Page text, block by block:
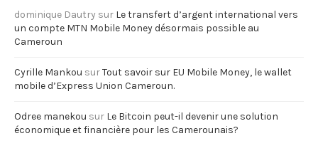
dominique Dautry sur Le transfert d’argent international vers
un compte MTN Mobile Money désormais possible au
Cameroun
Cyrille Mankou surTout savoir sur EU Mobile Money, le wallet
mobile d’Express Union Cameroun.
Odree manekou sur Le Bitcoin peut-il devenir une solution
économique et financière pour les Camerounais?